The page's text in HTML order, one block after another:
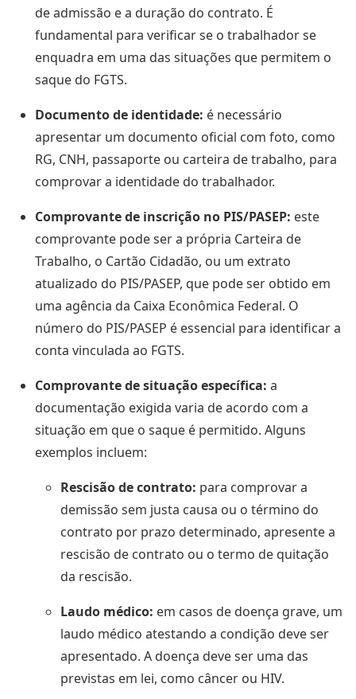
de admissão e a duração do contrato. É
fundamental para verificar se o trabalhador se
enquadra em uma das situações que permitem o
saque do FGTS.
Documento de identidade: é necessário
apresentar um documento oficial com foto, como
RG, CNH, passaporte ou carteira de trabalho, para
comprovar a identidade do trabalhador.
Comprovante de inscrição no PIS/PASEP: este
comprovante pode ser a própria Carteira de
Trabalho, o Cartão Cidadão, ou um extrato
atualizado do PIS/PASEP, que pode ser obtido em
uma agência da Caixa Econômica Federal. O
número do PIS/PASEP é essencial para identificar a
conta vinculada ao FGTS.
Comprovante de situação específica: a
documentação exigida varia de acordo com a
situação em que o saque é permitido. Alguns
exemplos incluem:
Rescisão de contrato: para comprovar a
demissão sem justa causa ou o término do
contrato por prazo determinado, apresente a
rescisão de contrato ou o termo de quitação
da rescisão.
Laudo médico: em casos de doença grave, um
laudo médico atestando a condição deve ser
apresentado. A doença deve ser uma das
previstas em lei, como câncer ou HIV.